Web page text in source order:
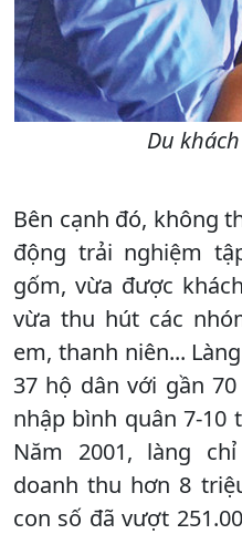
Du
Bên cạnh đó, không
động trải nghiệm
gốm, vừa được
vừa thu hút các
em, thanh niên...
37 hộ dân với gần
nhập bình quân 7-
Năm 2001, làng
doanh thu hơn 8
con số đã vượt